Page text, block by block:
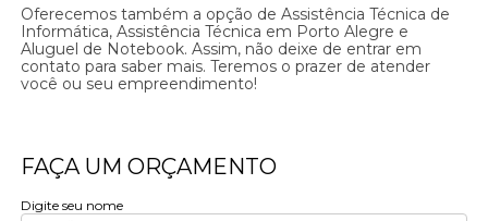
Oferecemos também a opção de Assistência Técnica de
Informática, Assistência Técnica em Porto Alegre e
Aluguel de Notebook. Assim, não deixe de entrar em
contato para saber mais. Teremos o prazer de atender
você ou seu empreendimento!
FAÇA UM ORÇAMENTO
Digite seu nome